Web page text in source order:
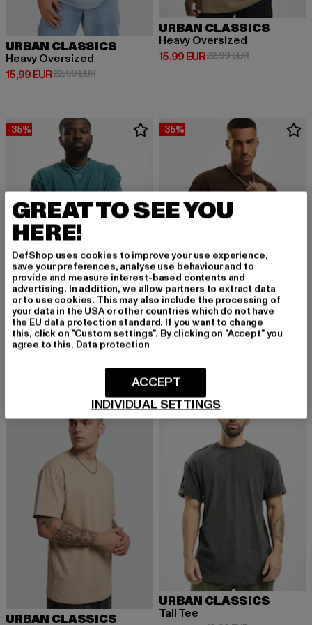
URBAN CLASSICS
Heavy Oversized
15,99 EUR
Derzeitiger Preis: 15,99 EUR
22,99 EURAktionspreis: 22,99 EUR
URBAN CLASSICS
Heavy Oversized
15,99 EUR
Derzeitiger Preis: 15,99 EUR
22,99 EURAktionspreis:
-35%
URBAN CLASSICS
Tall
12,99 EUR
Derzeitiger Preis: 12,99 EUR
19,99 EURAktionspreis: 19,99 EUR
-35%
URBAN CLASSICS
Tall Tee
URBAN CLASSICS
NEU -35%
URBAN CLASSICS
Tall Tee
GREAT TO SEE YOU
HERE!
DefShop uses cookies to improve your use experience,
save your preferences, analyse use behaviour and to
provide and measure interest-based contents and
advertising. In addition, we allow partners to extract data
or to use cookies. This may also include the processing of
your data in the USA or other countries which do not have
the EU data protection standard. If you want to change
this, click on "Custom settings". By clicking on "Accept" you
agree to this. Data protection
INDIVIDUAL SETTINGS
ACCEPT